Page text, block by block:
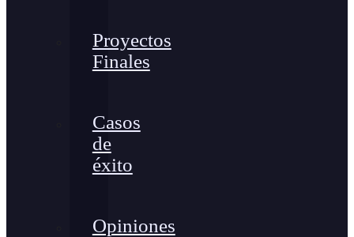
Proyectos
Finales
Casos
de
éxito
Opiniones